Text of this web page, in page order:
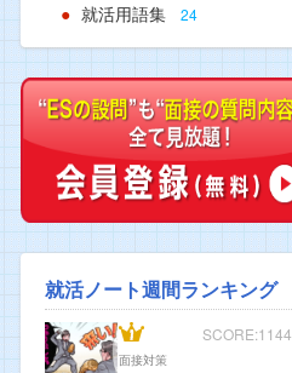
就活用語集 24
就活ノート週間ランキング
SCORE:1144
面接対策